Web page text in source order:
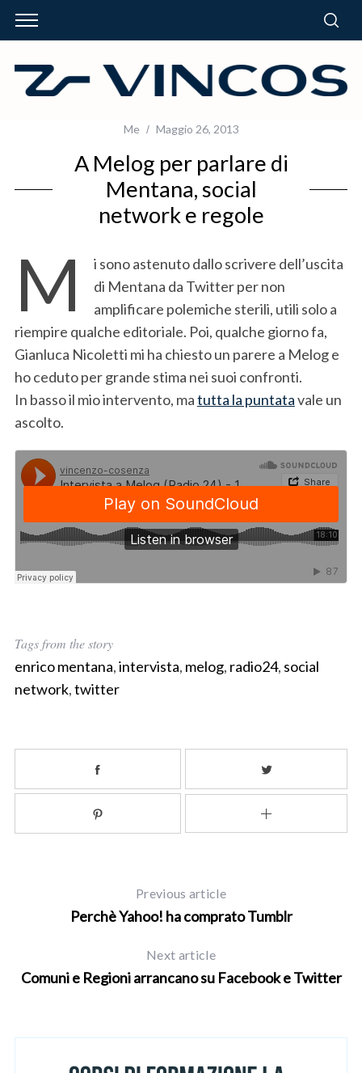
Me Maggio 26, 2013
A Melog per parlare di
Mentana, social
network e regole
M
i sono astenuto dallo scrivere dell’uscita
di Mentana da Twitter per non
amplificare polemiche sterili, utili solo a
riempire qualche editoriale. Poi, qualche giorno fa,
Gianluca Nicoletti mi ha chiesto un parere a Melog e
ho ceduto per grande stima nei suoi confronti.
In basso il mio intervento, matutta la puntatavale un
ascolto.
Tags from the story
enrico mentana,intervista, melog, radio24, social
network,twitter
Previous article
Perchè Yahoo! ha comprato Tumblr
Next article
Comuni e Regioni arrancano su Facebook e Twitter
c
o